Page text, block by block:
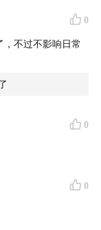
0
不过不影响日常
0
0